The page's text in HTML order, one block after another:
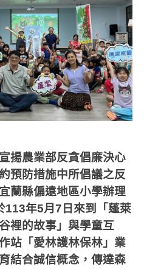
揚農業部反貪倡廉決心
預防措施中所倡議之反
蘭縣偏遠地區小學辦理
113年5月7 日來到「蓬萊
裡的故事」與學童互
站「愛林護林保林」業
結合誠信概念，傳達森